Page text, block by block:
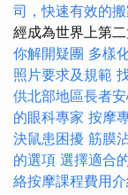
司，快速有效的
經成為世界上第
你解開疑團 多樣
照片要求及規範
供北部地區長者
的眼科專家 按摩
決鼠患困擾 筋膜
的選項 選擇適合
絡按摩課程費用